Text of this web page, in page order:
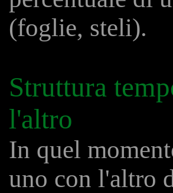
(foglie, steli).
Struttura
l'altro
In quel
uno con l'altro